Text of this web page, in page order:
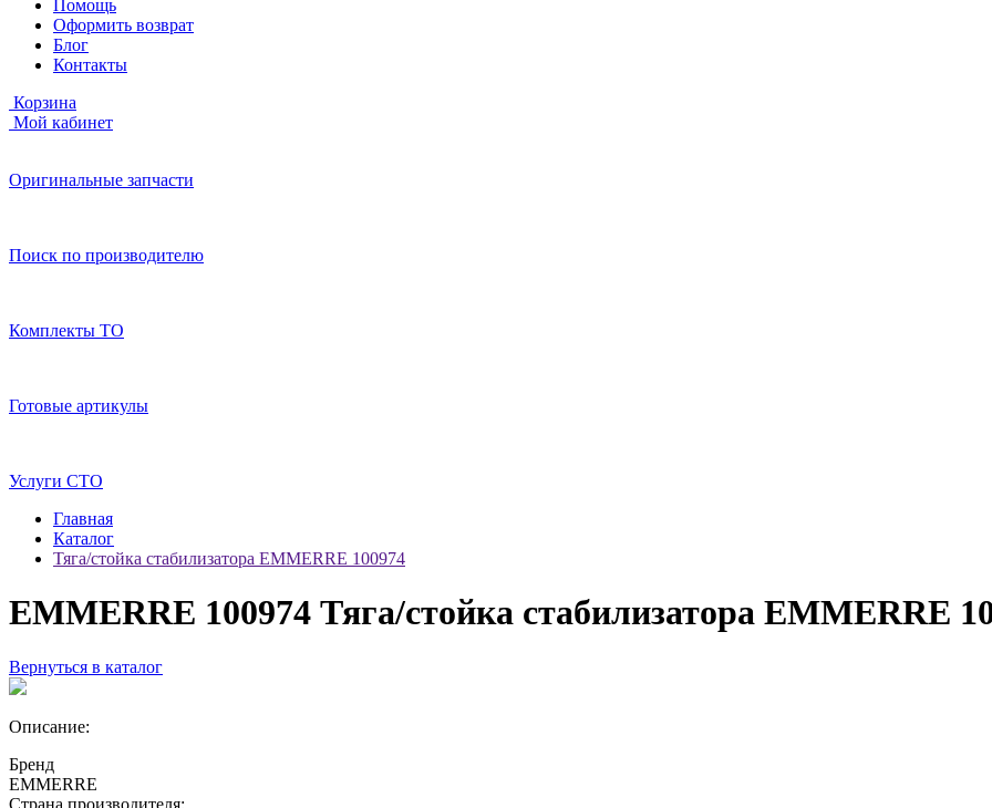
Помощь
Оформить возврат
Блог
Контакты
Корзина
Мой кабинет
Оригинальные запчасти
Поиск по производителю
Комплекты ТО
Готовые артикулы
Услуги СТО
Главная
Каталог
Тяга/стойка стабилизатора EMMERRE 100974
EMMERRE 100974 Тяга/стойка стабилизатора EMMERRE
Вернуться в каталог
Описание:
Бренд
EMMERRE
Страна производителя: